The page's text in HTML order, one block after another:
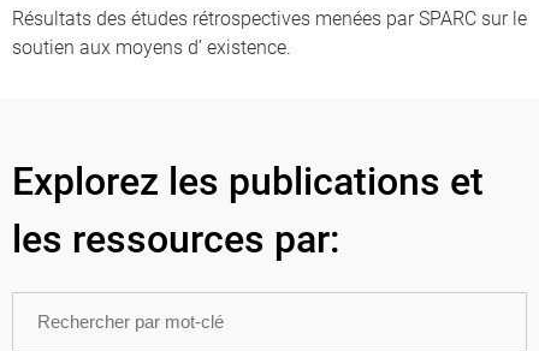
Résultats des études rétrospectives menées par SPARC sur le
soutien aux moyens d’ existence.
Explorez les publications et
les ressources par: